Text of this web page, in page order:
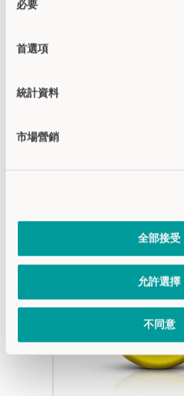
必要
首選項
統計資料
市場營銷
全部接受
允許選擇
不同意
和 EN ISO 13851 标准